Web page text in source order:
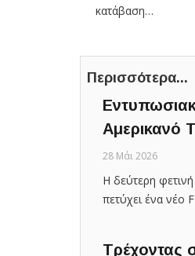
κατάβαση…
Περισσότερα...
Αμερικανό
28 Μάι 2026
Η δεύτερη
πετύχει ένα νέο
Τρέχοντας